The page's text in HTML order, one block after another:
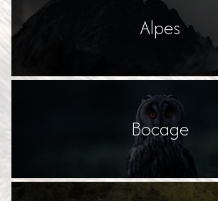
Alpes
Bocage